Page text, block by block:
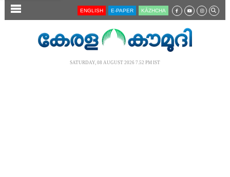
SECTIONS ENGLISH E-PAPER KĀZHCHA
SATURDAY, 08 AUGUST 2026 7.52 PM IST